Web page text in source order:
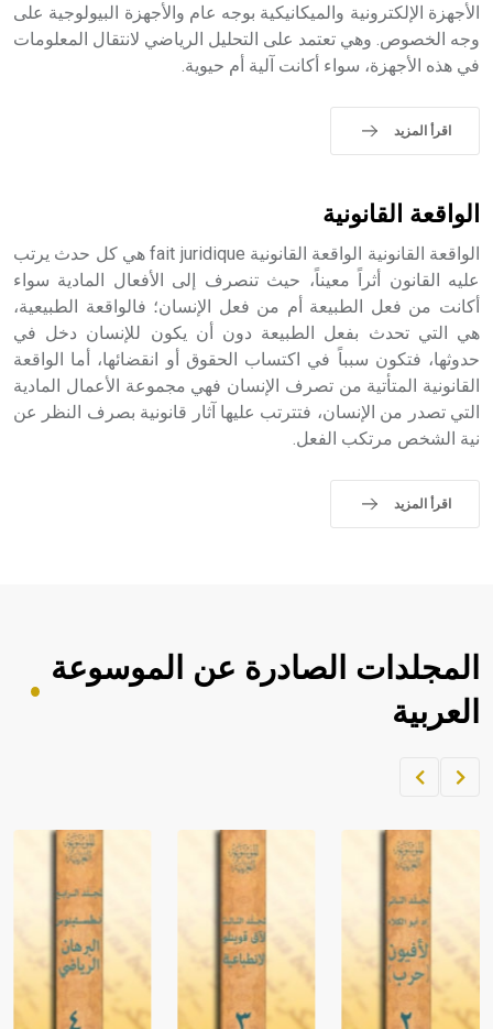
- هل تعلم أن الأبجدية الكنعانية تتألف من /22/ علامة كتابية
sign تكتب منفصلة غير متصلة، وتعتمد المبدأ الأكوروفوني،
حيث تقتصر القيمة الصوتية للعلامة الك
الأجهزة الإلكترونية والميكانيكية بوجه عام والأجهزة البيولوجية على
وجه الخصوص. وهي تعتمد على التحليل الرياضي لانتقال المعلومات
في هذه الأجهزة، سواء أكانت آلية أم حيوية.
اقرأ المزيد
الواقعة القانونية
الواقعة القانونية الواقعة القانونية fait juridique هي كل حدث يرتب
عليه القانون أثراً معيناً، حيث تنصرف إلى الأفعال المادية سواء
أكانت من فعل الطبيعة أم من فعل الإنسان؛ فالواقعة الطبيعية،
هي التي تحدث بفعل الطبيعة دون أن يكون للإنسان دخل في
حدوثها، فتكون سبباً في اكتساب الحقوق أو انقضائها، أما الواقعة
القانونية المتأتية من تصرف الإنسان فهي مجموعة الأعمال المادية
التي تصدر من الإنسان، فتترتب عليها آثار قانونية بصرف النظر عن
نية الشخص مرتكب الفعل.
اقرأ المزيد
المجلدات الصادرة عن الموسوعة
العربية